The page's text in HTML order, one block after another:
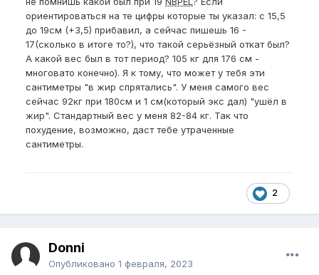
ориентироваться на те цифры которые ты указал: с 15,5
до 19см (+3,5) прибавил, а сейчас пишешь 16 -
17(сколько в итоге то?), что такой серьёзный откат был?
А какой вес был в тот период? 105 кг для 176 см -
многовато конечно). Я к тому, что может у тебя эти
сантиметры "в жир спрятались". У меня самого вес
сейчас 92кг при 180см и 1 см(который экс дал) "ушёл в
жир". Стандартный вес у меня 82-84 кг. Так что
похудение, возможно, даст тебе утраченные
сантиметры.
2
Donni
Опубликовано 1 февраля, 2023